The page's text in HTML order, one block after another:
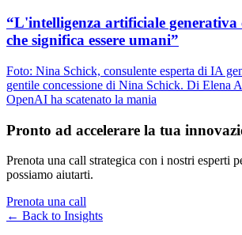
“L'intelligenza artificiale generativa
che significa essere umani”
Foto: Nina Schick, consulente esperta di IA
gentile concessione di Nina Schick. Di Elena
OpenAI ha scatenato la mania
Pronto ad accelerare la tua
Prenota una call strategica con i nostri esperti
possiamo aiutarti.
Prenota una call
← Back to Insights